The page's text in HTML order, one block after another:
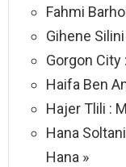
Fahmi
Gihene
Gorgon City
Haifa Ben
Hajer Tlili :
Hana
Hana »